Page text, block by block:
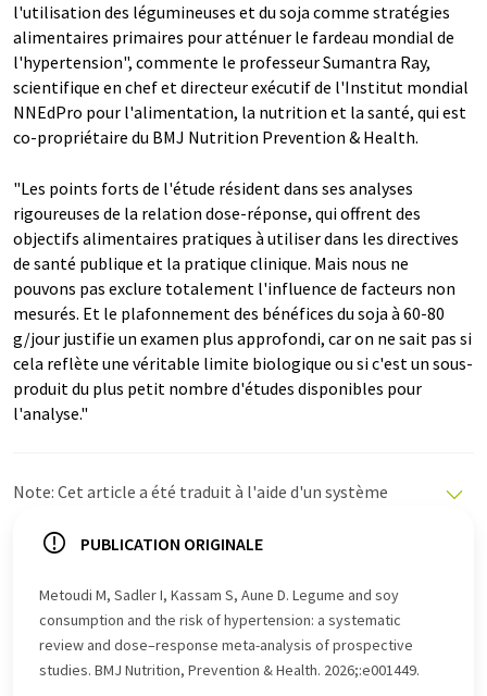
l'utilisation des légumineuses et du soja comme stratégies
alimentaires primaires pour atténuer le fardeau mondial de
l'hypertension", commente le professeur Sumantra Ray,
scientifique en chef et directeur exécutif de l'Institut mondial
NNEdPro pour l'alimentation, la nutrition et la santé, qui est
co-propriétaire du BMJ Nutrition Prevention & Health.
"Les points forts de l'étude résident dans ses analyses
rigoureuses de la relation dose-réponse, qui offrent des
objectifs alimentaires pratiques à utiliser dans les directives
de santé publique et la pratique clinique. Mais nous ne
pouvons pas exclure totalement l'influence de facteurs non
mesurés. Et le plafonnement des bénéfices du soja à 60-80
g/jour justifie un examen plus approfondi, car on ne sait pas si
cela reflète une véritable limite biologique ou si c'est un sous-
produit du plus petit nombre d'études disponibles pour
l'analyse."
Note: Cet article a été traduit à l'aide d'un système
propose ces traductions automatiques pour présenter
été traduit avec traduction automatique, il est possible
qu'il contienne des erreurs de vocabulaire, de syntaxe ou
de grammaire. L'article original dans Anglais peut être
trouvéici.
PUBLICATION ORIGINALE
Metoudi M, Sadler I, Kassam S, Aune D. Legume and soy
consumption and the risk of hypertension: a systematic
review and dose–response meta-analysis of prospective
studies. BMJ Nutrition, Prevention & Health. 2026;:e001449.